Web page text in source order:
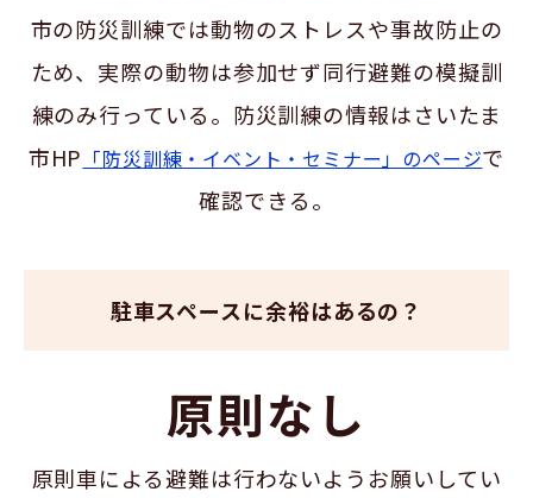
市の防災訓練では動物のストレスや事故防止の
ため、実際の動物は参加せず同行避難の模擬訓
練のみ行っている。防災訓練の情報はさいたま
市HP 「防災訓練・イベント・セミナー」のページで
確認できる。
駐車スペースに余裕はあるの？
原則なし
原則車による避難は行わないようお願いしてい